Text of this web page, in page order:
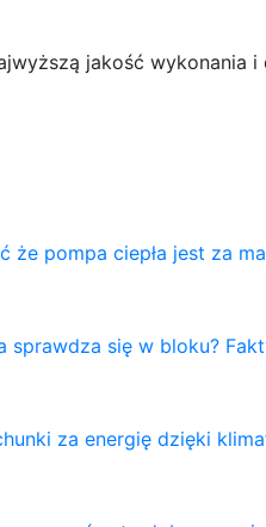
jakość wykonania i
że pompa ciepła jest za
sprawdza się w bloku?
za energię dzięki